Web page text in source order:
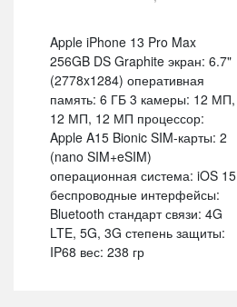
Apple iPhone 13 Pro Max
256GB DS Graphite экран: 6.7"
(2778x1284) оперативная
память: 6 ГБ 3 камеры: 12 МП,
12 МП, 12 МП процессор:
Apple A15 Bionic SIM-карты: 2
(nano SIM+eSIM)
операционная система: iOS 15
беспроводные интерфейсы:
Bluetooth стандарт связи: 4G
LTE, 5G, 3G степень защиты:
IP68 вес: 238 гр